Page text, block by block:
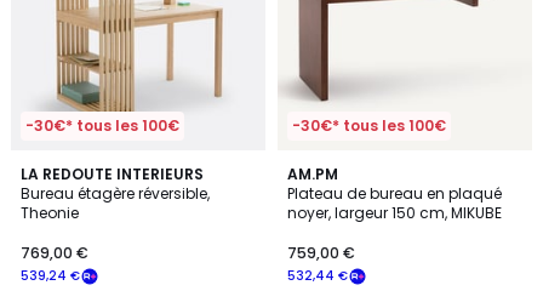
-30€* tous les 100€
LA REDOUTE INTERIEURS
Bureau étagère réversible,
Theonie
539,24 €
769,00 €
4,2
/ 5
-30€* tous les 100€
AM.PM
Plateau de bureau en plaqué
noyer, largeur 150 cm, MIKUBE
532,44 €
759,00 €